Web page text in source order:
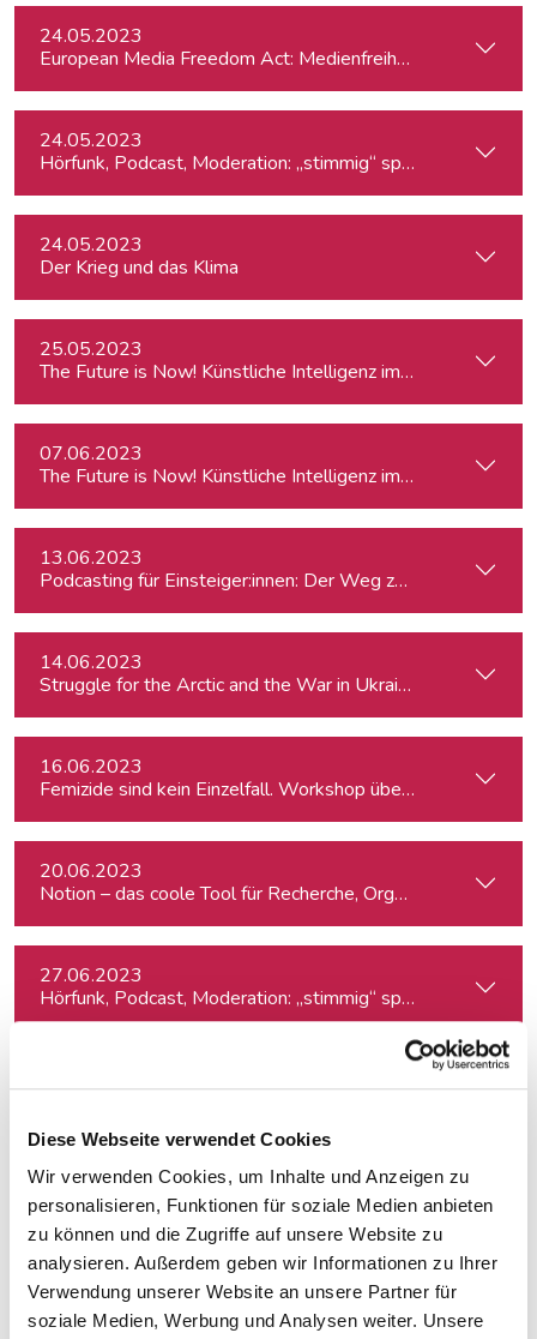
Diese Webseite verwendet Cookies
Wir verwenden Cookies, um Inhalte und Anzeigen zu
personalisieren, Funktionen für soziale Medien anbieten
zu können und die Zugriffe auf unsere Website zu
analysieren. Außerdem geben wir Informationen zu Ihrer
Verwendung unserer Website an unsere Partner für
soziale Medien, Werbung und Analysen weiter. Unsere
24.05.2023
European Media Freedom Act: Medienfreiheit in
24.05.2023
Hörfunk, Podcast, Moderation: „stimmig“ sprechen
24.05.2023
Der Krieg und das Klima
25.05.2023
The Future is Now! Künstliche Intelligenz im Journalismus:
07.06.2023
The Future is Now! Künstliche Intelligenz im Journalismus:
13.06.2023
Podcasting für Einsteiger:innen: Der Weg zum eigenen
14.06.2023
Struggle for the Arctic and the War in Ukraine
16.06.2023
Femizide sind kein Einzelfall. Workshop über sensible
20.06.2023
Notion – das coole Tool für Recherche, Organisation &
27.06.2023
Hörfunk, Podcast, Moderation: „stimmig“ sprechen
17.07.2023
Elections in Spain: Left and Far-Left vs Right and Far-Right
21.09.2023
Effizienz & Kreativität im Journalismus mit KI